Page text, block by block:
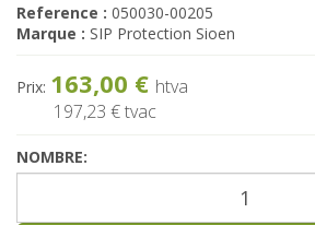
Reference : 050030-00205
Marque : SIP Protection Sioen
Prix: 163,00 € htva
197,23 €tvac
NOMBRE: